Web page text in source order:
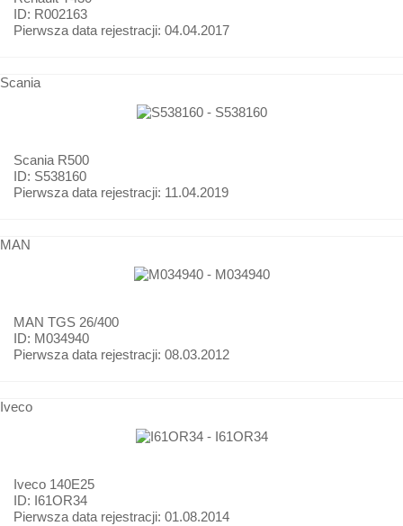
ID: R002163
Pierwsza data rejestracji: 04.04.2017
Scania
Scania R500
ID: S538160
Pierwsza data rejestracji: 11.04.2019
MAN
MAN TGS 26/400
ID: M034940
Pierwsza data rejestracji: 08.03.2012
Iveco
Iveco 140E25
ID: I61OR34
Pierwsza data rejestracji: 01.08.2014